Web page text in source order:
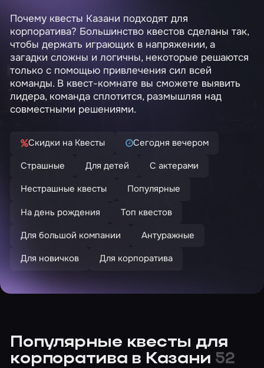
Почему квесты Казани подходят для
корпоратива? Большинство квестов сделаны так,
чтобы держать играющих в напряжении, а
загадки сложны и логичны, некоторые решаются
только с помощью привлечения сил всей
команды. В квест-комнате вы сможете выявить
лидера, команда сплотится, размышляя над
совместными решениями.
Скидки на Квесты
Сегодня вечером
Страшные
Для детей
С актерами
Нестрашные квесты
Популярные
На день рождения
Топ квестов
Для большой компании
Антуражные
Для новичков
Для корпоратива
Популярные квесты для
корпоратива в Казани 52